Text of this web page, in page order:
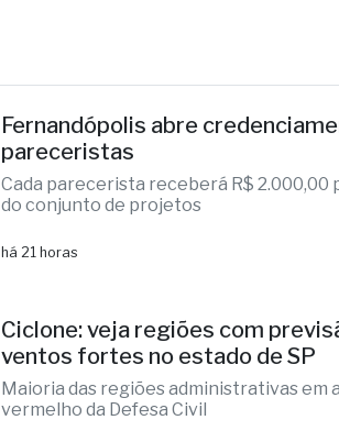
Cada parecerista receberá R$ 2.000,00
do conjunto de projetos
há 21 horas